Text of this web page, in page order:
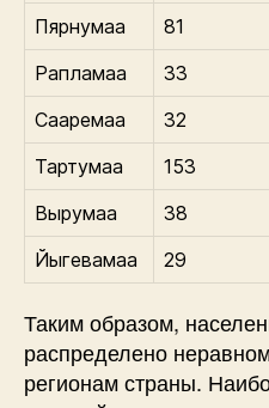
Пярнумаа
81
Рапламаа
33
Сааремаа
32
Тартумаа
153
Вырумаа
38
Йыгевамаа
29
Таким образом,
распределено
регионам страны.